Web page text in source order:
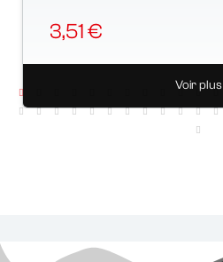
3,51 €
Voir plus